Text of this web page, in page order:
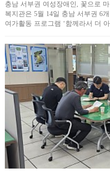
충남 서부권 여성장애인, 꽃으로
복지관은 5월 14일 충남 서부권 6
여가활동 프로그램 ‘함께라서 더